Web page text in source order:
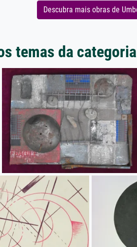
Descubra mais obras de
temas da